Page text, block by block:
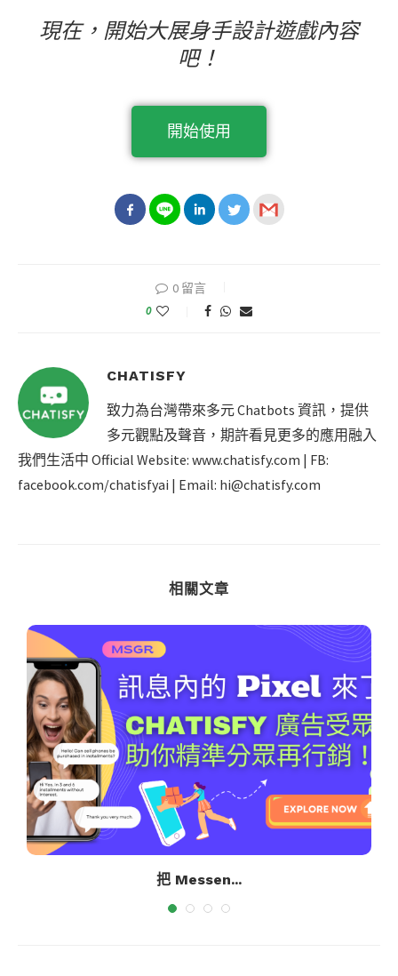
現在，開始大展身手設計遊戲內容
吧！
開始使用
0 留言
0
CHATISFY
致力為台灣帶來多元 Chatbots 資訊，提供
多元觀點及聲音，期許看見更多的應用融入
我們生活中 Official Website: www.chatisfy.com | FB:
facebook.com/chatisfyai | Email: hi@chatisfy.com
相關文章
把 Messen...